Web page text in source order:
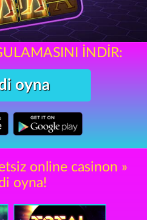
İNDİR:
oyna
online casinon »
oyna!